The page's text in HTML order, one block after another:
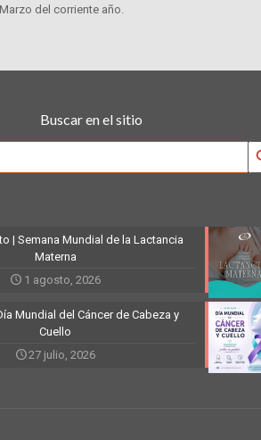
Marzo del corriente año.
Buscar en el sitio
Search
| Semana Mundial de la Lactancia
Materna
1 agosto, 2026
Mundial del Cáncer de Cabeza y
Cuello
27 julio, 2026